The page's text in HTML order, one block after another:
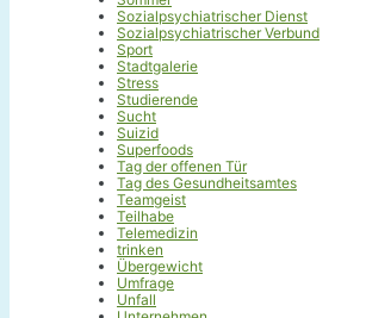
Sozialpsychiatrischer Dienst
Sozialpsychiatrischer Verbund
Sport
Stadtgalerie
Stress
Studierende
Sucht
Suizid
Superfoods
Tag der offenen Tür
Tag des Gesundheitsamtes
Teamgeist
Teilhabe
Telemedizin
trinken
Übergewicht
Umfrage
Unfall